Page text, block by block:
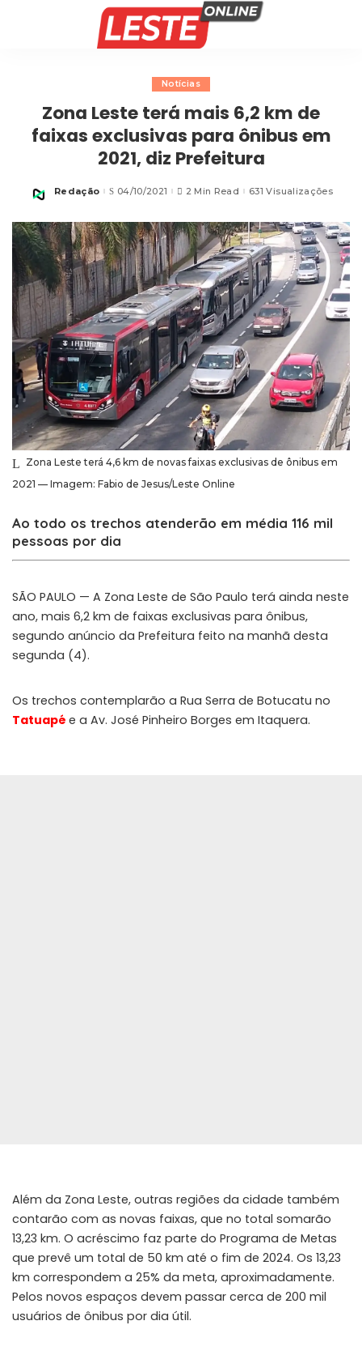
Notícias
Zona Leste terá mais 6,2 km de
faixas exclusivas para ônibus em
2021, diz Prefeitura
Posted
Redação 04/10/2021 2 Min Read 631 Visualizações
Zona Leste terá 4,6 km de novas faixas exclusivas de ônibus em
2021 — Imagem: Fabio de Jesus/Leste Online
Ao todo os trechos atenderão em média 116 mil
pessoas por dia
SÃO PAULO — A Zona Leste de São Paulo terá ainda neste
ano, mais 6,2 km de faixas exclusivas para ônibus,
segundo anúncio da Prefeitura feito na manhã desta
segunda (4).
Os trechos contemplarão a Rua Serra de Botucatu no
Tatuapé e a Av. José Pinheiro Borges em Itaquera.
Além da Zona Leste, outras regiões da cidade também
contarão com as novas faixas, que no total somarão
13,23 km. O acréscimo faz parte do Programa de Metas
que prevê um total de 50 km até o fim de 2024. Os 13,23
km correspondem a 25% da meta, aproximadamente.
Pelos novos espaços devem passar cerca de 200 mil
usuários de ônibus por dia útil.